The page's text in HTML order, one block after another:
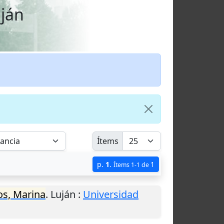
Ítems
p. 1. Ítems 1-1 de 1
Marina. Luján : Universidad